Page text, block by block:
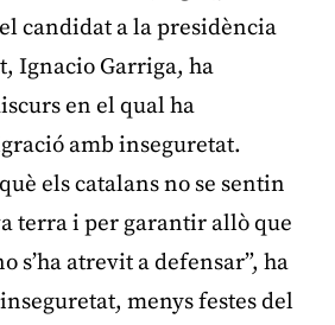
candidat a la presidència
Ignacio Garriga, ha
en el qual ha
amb inseguretat.
els catalans no se sentin
terra i per garantir allò que
s’ha atrevit a defensar”, ha
menys festes del